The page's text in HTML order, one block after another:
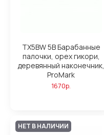
TX5BW 5B Барабанные
палочки, орех гикори,
деревянный наконечник,
ProMark
1670р.
НЕТ В НАЛИЧИИ